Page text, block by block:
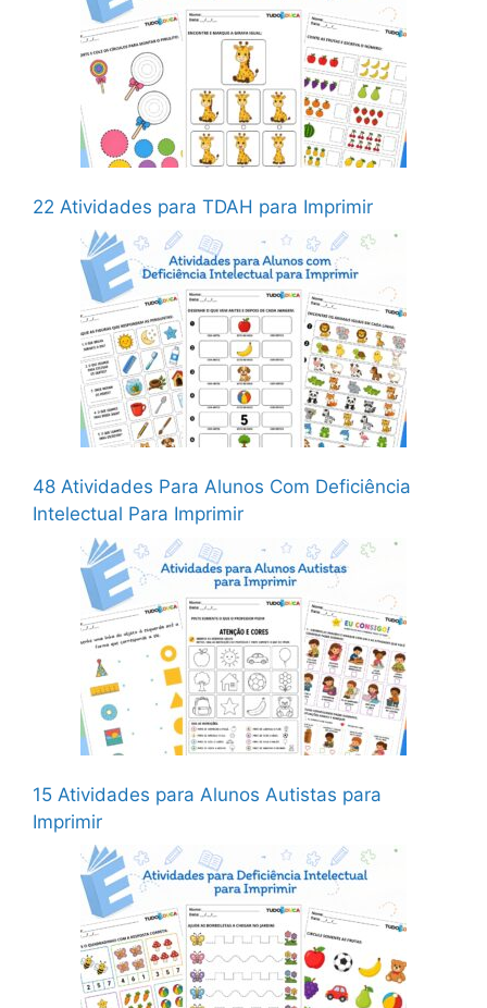
22 Atividades para TDAH para Imprimir
48 Atividades Para Alunos Com Deficiência
Intelectual Para Imprimir
15 Atividades para Alunos Autistas para
Imprimir